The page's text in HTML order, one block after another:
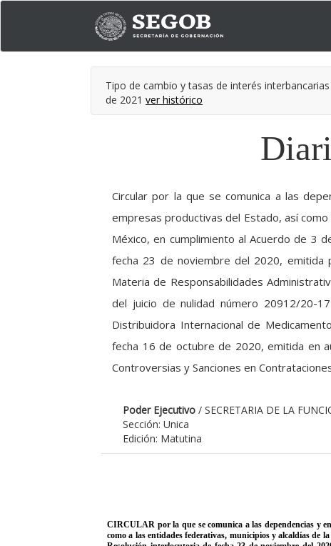
Tipo de cambio y tasas de interés interbancarias
de 2021 ver histórico
Circular por la que se comunica a las
empresas productivas del Estado, así
México, en cumplimiento al Acuerdo de 3
fecha 23 de noviembre del 2020, emitida
Materia de Responsabilidades
del juicio de nulidad número 20912/20-
Distribuidora Internacional de
fecha 16 de octubre de 2020, emitida en
Controversias y Sanciones en
Poder Ejecutivo / SECRETARIA DE LA
Sección: Unica
Edición: Matutina